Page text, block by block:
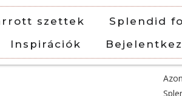
szettek Splendid
Inspirációk